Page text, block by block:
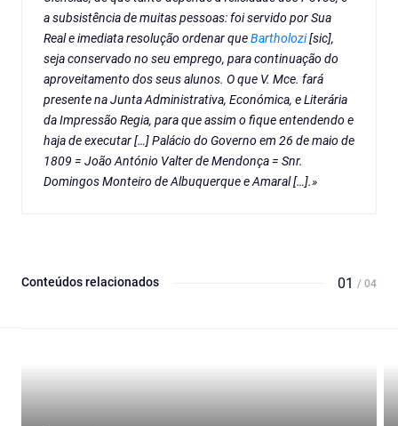
a subsistência de muitas pessoas: foi servido por Sua
Real e imediata resolução ordenar queBartholozi[sic],
seja conservado no seu emprego, para continuação do
aproveitamento dos seus alunos. O que V. Mce. fará
presente na Junta Administrativa, Económica, e Literária
da Impressão Regia, para que assim o fique entendendo e
haja de executar […] Palácio do Governo em 26 de maio de
1809 = João António Valter de Mendonça = Snr.
Domingos Monteiro de Albuquerque e Amaral […].»
Conteúdos relacionados 01 / 04